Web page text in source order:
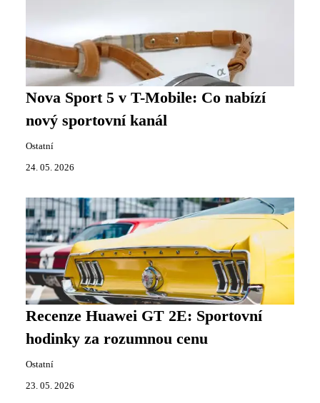
Nova Sport 5 v T-Mobile: Co nabízí
nový sportovní kanál
Ostatní
24. 05. 2026
Recenze Huawei GT 2E: Sportovní
hodinky za rozumnou cenu
Ostatní
23. 05. 2026